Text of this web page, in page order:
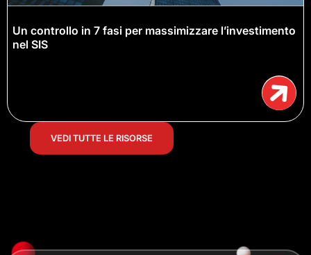
Un controllo in 7 fasi per massimizzare l’investimento
nel SIS
VEDI TUTTE LE RISORSE